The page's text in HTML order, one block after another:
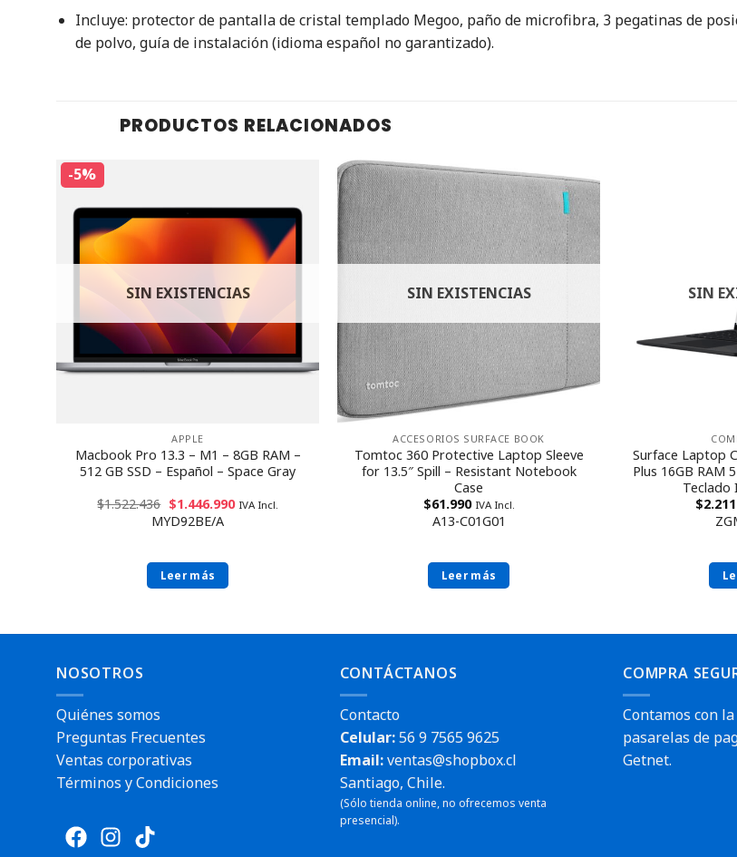
Incluye: protector de pantalla de cristal templado Megoo, paño de microfibra, 3 pegatinas de
de polvo, guía de instalación (idioma español no garantizado).
PRODUCTOS RELACIONADOS
-5%
SIN EXISTENCIAS
APPLE
Macbook Pro 13.3 – M1 – 8GB RAM –
512 GB SSD – Español – Space Gray
$1.522.436 $1.446.990 IVA Incl.
MYD92BE/A
Leer más
Envío rápido
SIN EXISTENCIAS
ACCESORIOS SURFACE BOOK
Tomtoc 360 Protective Laptop Sleeve
for 13.5″ Spill – Resistant Notebook
Case
$61.990 IVA Incl.
A13-C01G01
Leer más
SIN
Surface Laptop
Plus 16GB RAM
Teclado
$
NOSOTROS
Quiénes somos
Preguntas Frecuentes
Ventas corporativas
Términos y Condiciones
CONTÁCTANOS
Contacto
Celular:56 9 7565 9625
Email:ventas@shopbox.cl
Santiago, Chile.
(Sólo tienda online, no ofrecemos venta
presencial).
COMPRA
Contamos con
pasarelas de
Getnet.